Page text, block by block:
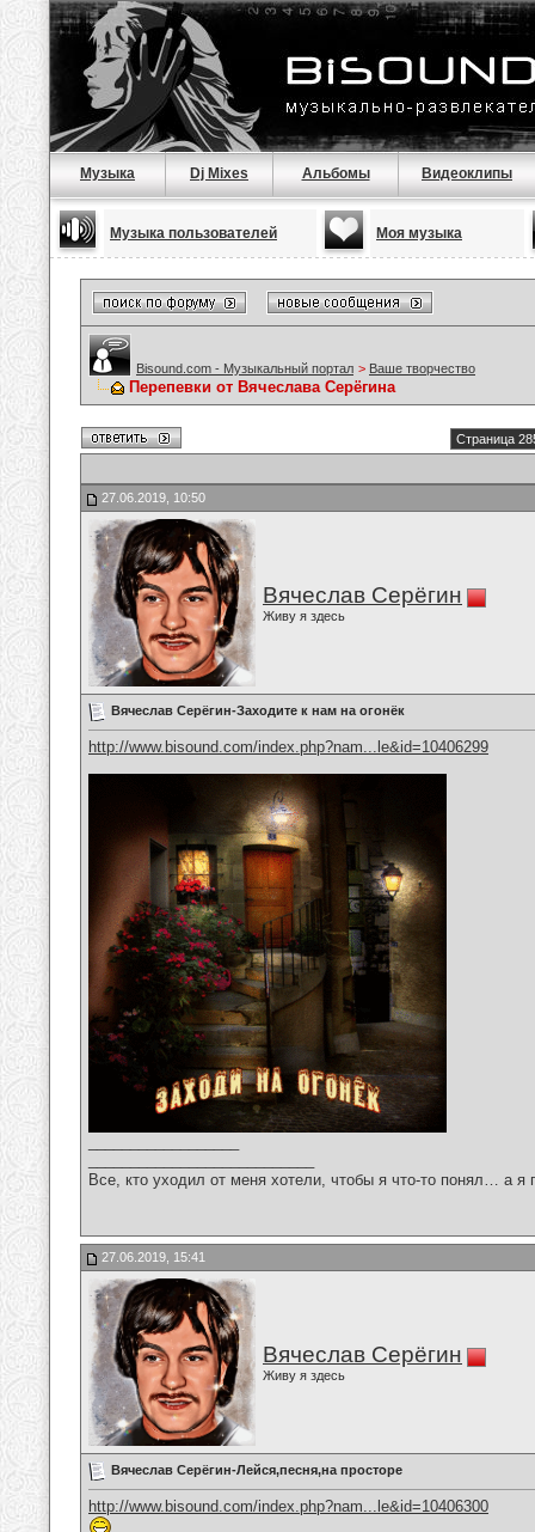
Музыка Dj Mixes Альбомы Видеоклипы
Музыка пользователей Моя музыка
Bisound.com - Музыкальный портал > Ваше творчество
Перепевки от Вячеслава Серёгина
Страница
27.06.2019, 10:50
Вячеслав Серёгин
Живу я здесь
Вячеслав Серёгин-Заходите к нам на огонёк
http://www.bisound.com/index.php?nam...le&id=10406299
Все, кто уходил от меня хотели, чтобы я что-то понял… а
27.06.2019, 15:41
Вячеслав Серёгин
Живу я здесь
Вячеслав Серёгин-Лейся,песня,на просторе
http://www.bisound.com/index.php?nam...le&id=10406300